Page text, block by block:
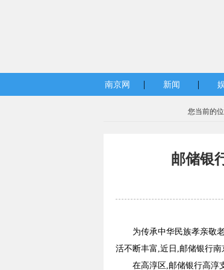
南京网 | 新闻 |
您当前的位
邮储银
为传承中华民族孝亲敬
活不断丰富,近日,邮储银行南
在高淳区,邮储银行高淳